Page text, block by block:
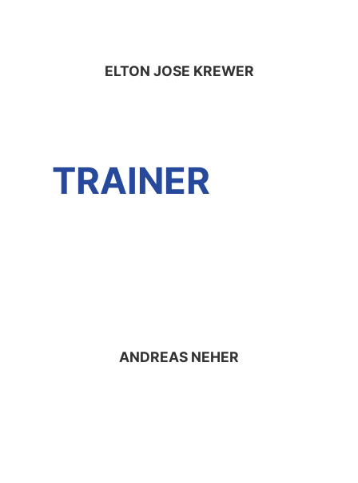
ELTON JOSE KREWER
TRAINER
ANDREAS NEHER